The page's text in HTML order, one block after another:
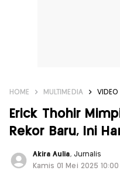
HOME MULTIMEDIA VIDEO
Erick Thohir
Rekor Baru, Ini
Akira Aulia, Jurnalis
Kamis 01 Mei 2025 10:00